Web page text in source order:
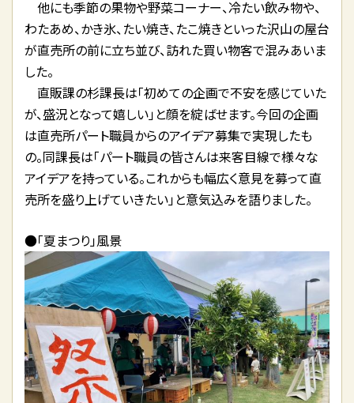
他にも季節の果物や野菜コーナー、冷たい飲み物や、
わたあめ、かき氷、たい焼き、たこ焼きといった沢山の屋台
が直売所の前に立ち並び、訪れた買い物客で混みあいま
した。
直販課の杉課長は「初めての企画で不安を感じていた
が、盛況となって嬉しい」と顔を綻ばせます。今回の企画
は直売所パート職員からのアイデア募集で実現したも
の。同課長は「パート職員の皆さんは来客目線で様々な
アイデアを持っている。これからも幅広く意見を募って直
売所を盛り上げていきたい」と意気込みを語りました。
●「夏まつり」風景